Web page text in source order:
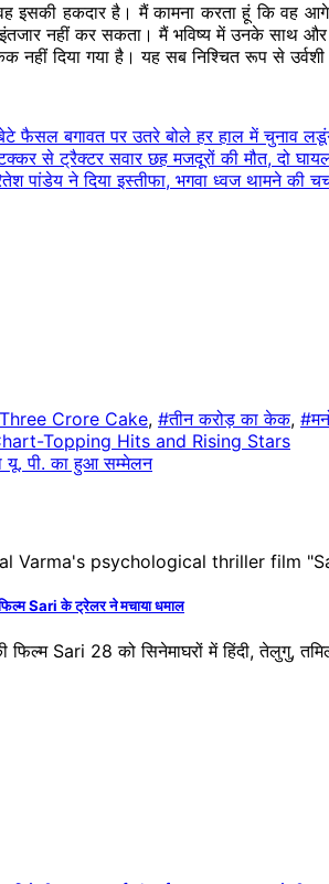
इसकी हकदार है। मैं कामना करता हूं कि वह
नहीं कर सकता। मैं भविष्य में उनके साथ और
नहीं दिया गया है। यह सब निश्चित रूप से उर्वशी
फैसल बगावत पर उतरे बोले हर हाल में चुनाव
से ट्रैक्टर सवार छह मजदूरों की मौत, दो
पांडेय ने दिया इस्तीफा, भगवा ध्वज थामने की
Crore Cake, #तीन करोड़ का केक,
Topping Hits and Rising Stars
यू. पी. का हुआ सम्मेलन
फिल्म Sari के ट्रेलर ने मचाया धमाल
फिल्म Sari 28 को सिनेमाघरों में हिंदी, तेलुगु,